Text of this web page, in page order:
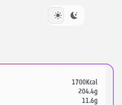
1700Kcal
204.4g
11.6g